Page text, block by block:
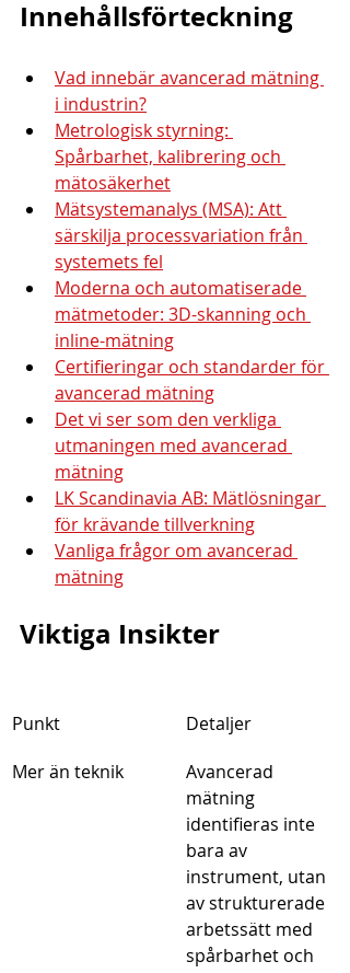
Innehållsförteckning
Vad innebär avancerad mätning
i industrin?
Metrologisk styrning:
Spårbarhet, kalibrering och
mätosäkerhet
Mätsystemanalys (MSA): Att
särskilja processvariation från
systemets fel
Moderna och automatiserade
mätmetoder: 3D-skanning och
inline-mätning
Certifieringar och standarder för
avancerad mätning
Det vi ser som den verkliga
utmaningen med avancerad
mätning
LK Scandinavia AB: Mätlösningar
för krävande tillverkning
Vanliga frågor om avancerad
mätning
Viktiga Insikter
Punkt
Detaljer
Mer än teknik
Avancerad
mätning
identifieras inte
bara av
instrument, utan
av strukturerade
arbetssätt med
spårbarhet och